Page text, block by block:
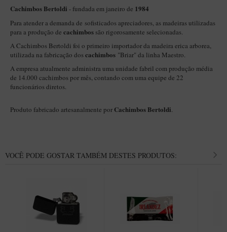
Petrus
Piccolo
Premium
Sextavado
Zuccardi
Encerado
BB Liso e Rústico
Barolo
CACHIMBOS ARTESANAIS DE BRIAR ITALIANO
Maestro – Briar Italiano
Cachimbos Bertoldi - fundada em janeiro de 1984
Para atender a demanda de sofisticados apreciadores, as madeiras utilizadas
para a produção de cachimbos são rigorosamente selecionadas.
A Cachimbos Bertoldi foi o primeiro importador da madeira erica arborea,
utilizada na fabricação doscachimbos "Briar" da linha Maestro.
A empresa atualmente administra uma unidade fabril com produção média
de 14.000 cachimbos por mês, contando com uma equipe de 22
funcionários diretos.
Produto fabricado artesanalmente por Cachimbos Bertoldi.
VOCÊ PODE GOSTAR TAMBÉM DESTES PRODUTOS: